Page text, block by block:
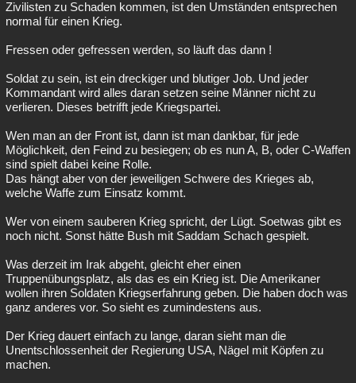
Zivilisten zu Schaden kommen, ist den Umständen entsprechen
normal für einen Krieg.
Fressen oder gefressen werden, so läuft das dann !
Soldat zu sein, ist ein dreckiger und blutiger Job. Und jeder
Kommandant wird alles daran setzen seine Männer nicht zu
verlieren. Dieses betrifft jede Kriegspartei.
Wen man an der Front ist, dann ist man dankbar, für jede
Möglichkeit, den Feind zu besiegen; ob es nun A, B, oder C-Waffen
sind spielt dabei keine Rolle.
Das hängt aber von der jeweiligen Schwere des Krieges ab,
welche Waffe zum Einsatz kommt.
Wer von einem sauberen Krieg spricht, der Lügt. Soetwas gibt es
noch nicht. Sonst hätte Bush mit Saddam Schach gespielt.
Was derzeit im Irak abgeht, gleicht eher einen
Truppenübungsplatz, als das es ein Krieg ist. Die Amerikaner
wollen ihren Soldaten Kriegserfahrung geben. Die haben doch was
ganz anderes vor. So sieht es zumindestens aus.
Der Krieg dauert einfach zu lange, daran sieht man die
Unentschlossenheit der Regierung USA, Nägel mit Köpfen zu
machen.